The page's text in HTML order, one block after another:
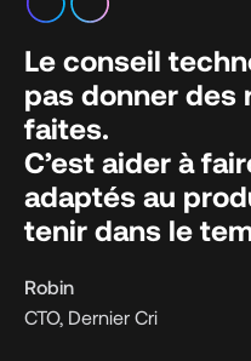
Le conseil
pas donner
faites.
C’est aider à
adaptés au
tenir dans le
Robin
CTO, Dernier Cri